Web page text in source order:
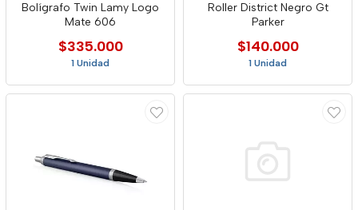
Bolígrafo Twin Lamy Logo
Mate 606
$335.000
1 Unidad
Roller District Negro Gt
Parker
$140.000
1 Unidad